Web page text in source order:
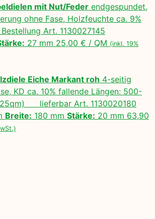
mit Nut/Feder endgespundet,
ohne Fase, Holzfeuchte ca. 9%
Art. 1130027145
27 mm 25,00 € / QM (inkl. 19%
Eiche Markant roh 4-seitig
KD ca. 10% fallende Längen: 500-
lieferbar Art. 1130020180
Breite: 180 mm Stärke: 20 mm 63,90